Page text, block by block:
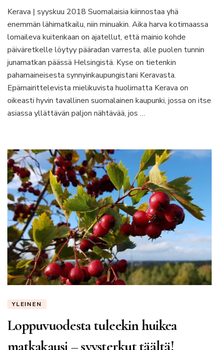
Keravalla
sujuu
rattoisasti,
mukana
on
huumorintajua
Kerava | syyskuu 2018 Suomalaisia kiinnostaa yhä
enemmän lähimatkailu, niin minuakin. Aika harva kotimaassa
lomaileva kuitenkaan on ajatellut, että mainio kohde
päiväretkelle löytyy pääradan varresta, alle puolen tunnin
junamatkan päässä Helsingistä. Kyse on tietenkin
pahamaineisesta synnyinkaupungistani Keravasta.
Epämairittelevista mielikuvista huolimatta Kerava on
oikeasti hyvin tavallinen suomalainen kaupunki, jossa on itse
asiassa yllättävän paljon nähtävää, jos …
YLEINEN
Loppuvuodesta tuleekin huikea